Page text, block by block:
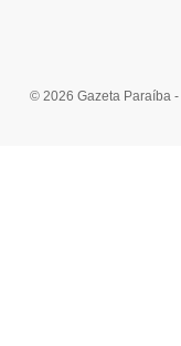
© 2026 Gazeta Paraíba -